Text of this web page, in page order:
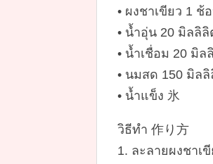
• ผงชาเขียว 1 ช้
• น้ำอุ่น 20 มิลลิลิ
• น้ำเชื่อม 20 มิล
• นมสด 150 มิลลิ
• น้ำแข็ง 氷
วิธีทำ 作り方
1. ละลายผงชาเ